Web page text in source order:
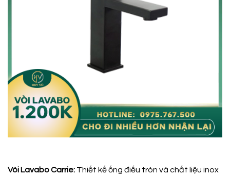
Vòi Lavabo Carrie: Thiết kế ống điếu tròn và chất liệu inox